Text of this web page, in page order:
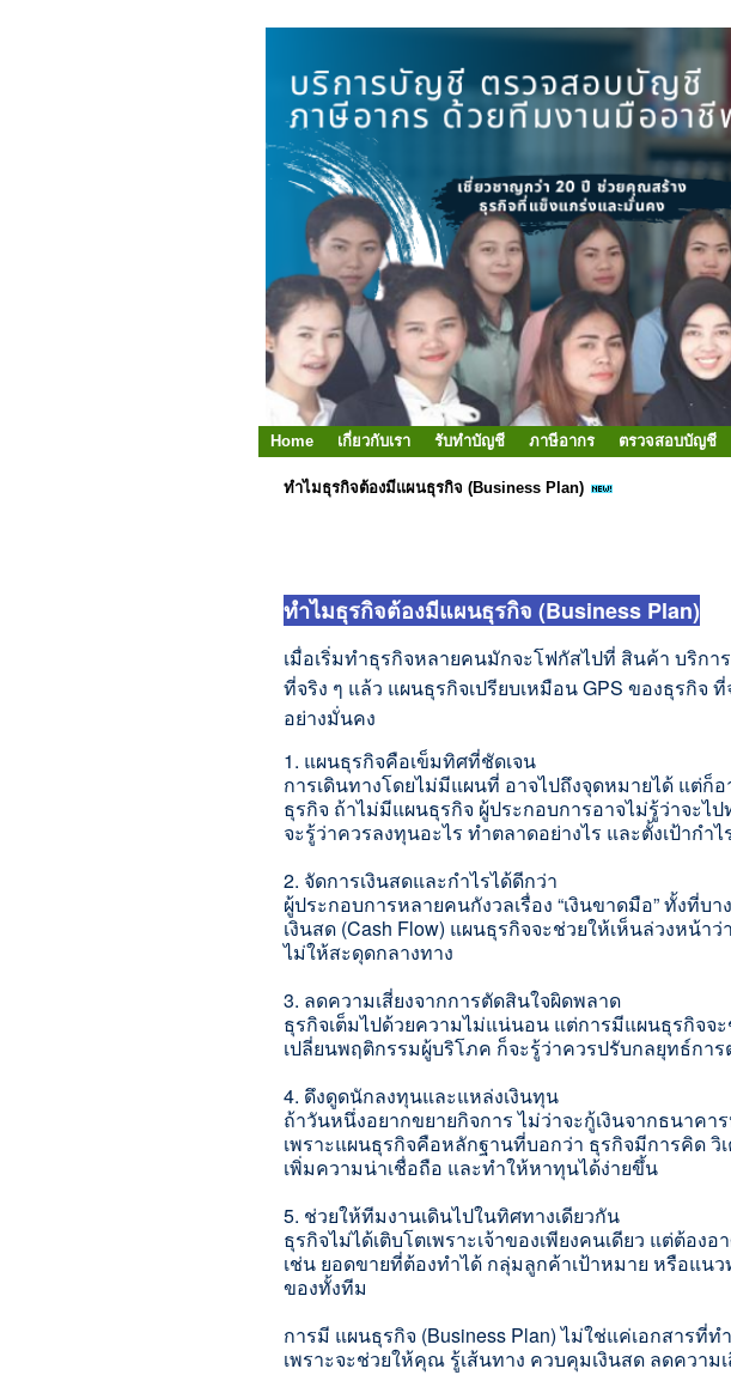
Home เกี่ยวกับเรา รับทำบัญชี ภาษีอากร ตรวจสอบบัญชี
ทำไมธุรกิจต้องมีแผนธุรกิจ (Business Plan)
ทำไมธุรกิจต้องมีแผนธุรกิจ (Business Plan)
เมื่อเริ่มทำธุรกิจหลายคนมักจะโฟกัสไปที่ สินค้า บริกา
ที่จริง ๆ แล้ว แผนธุรกิจเปรียบเหมือน GPS ของธุรกิจ
อย่างมั่นคง
1. แผนธุรกิจคือเข็มทิศที่ชัดเจน
การเดินทางโดยไม่มีแผนที่ อาจไปถึงจุดหมายได้ แต่ก็
ธุรกิจ ถ้าไม่มีแผนธุรกิจ ผู้ประกอบการอาจไม่รู้ว่าจะไ
จะรู้ว่าควรลงทุนอะไร ทำตลาดอย่างไร และตั้งเป้ากำ
2. จัดการเงินสดและกำไรได้ดีกว่า
ผู้ประกอบการหลายคนกังวลเรื่อง “เงินขาดมือ” ทั้งที่บ
เงินสด (Cash Flow) แผนธุรกิจจะช่วยให้เห็นล่วงหน้าว่
ไม่ให้สะดุดกลางทาง
3. ลดความเสี่ยงจากการตัดสินใจผิดพลาด
ธุรกิจเต็มไปด้วยความไม่แน่นอน แต่การมีแผนธุรกิจจ
เปลี่ยนพฤติกรรมผู้บริโภค ก็จะรู้ว่าควรปรับกลยุทธ์กา
4. ดึงดูดนักลงทุนและแหล่งเงินทุน
ถ้าวันหนึ่งอยากขยายกิจการ ไม่ว่าจะกู้เงินจากธนาคา
เพราะแผนธุรกิจคือหลักฐานที่บอกว่า ธุรกิจมีการคิด วิ
เพิ่มความน่าเชื่อถือ และทำให้หาทุนได้ง่ายขึ้น
5. ช่วยให้ทีมงานเดินไปในทิศทางเดียวกัน
ธุรกิจไม่ได้เติบโตเพราะเจ้าของเพียงคนเดียว แต่ต้อง
เช่น ยอดขายที่ต้องทำได้ กลุ่มลูกค้าเป้าหมาย หรือแน
ของทั้งทีม
การมี แผนธุรกิจ (Business Plan) ไม่ใช่แค่เอกสารที่ท
เพราะจะช่วยให้คุณ รู้เส้นทาง ควบคุมเงินสด ลดควา